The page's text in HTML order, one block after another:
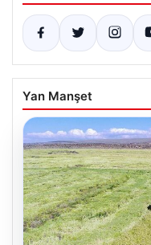
Yan Manşet